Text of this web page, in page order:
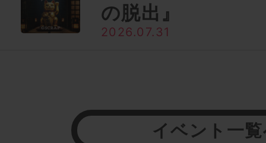
の脱出』
2026.07.31
イベント一